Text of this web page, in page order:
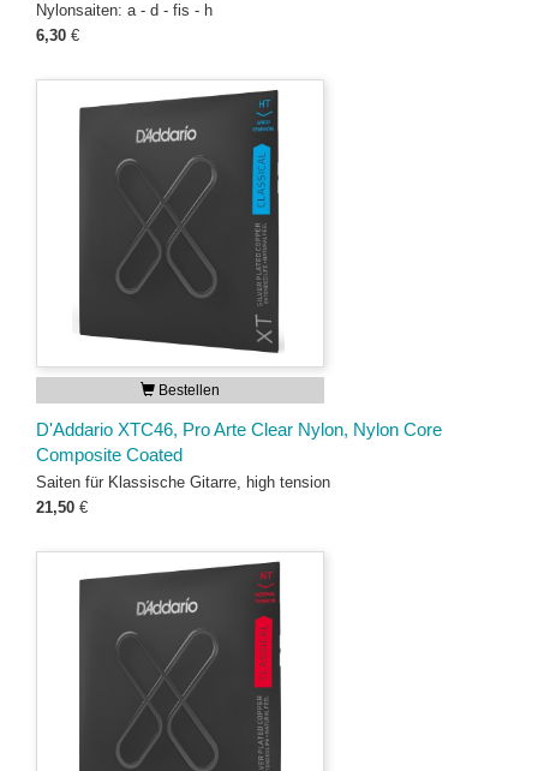
Nylonsaiten: a - d - fis - h
6,30 €
Bestellen
D'Addario XTC46, Pro Arte Clear Nylon, Nylon Core
Composite Coated
Saiten für Klassische Gitarre, high tension
21,50 €